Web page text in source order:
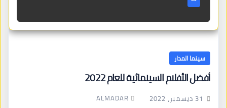
سينما المدار
أفضل الأفلام السينمائية للعام 2022
31 ديسمبر، 2022 ALMADAR